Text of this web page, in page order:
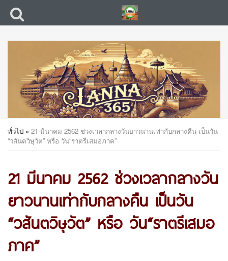
ทั่วไป » 21 มีนาคม 2562 ช่วงเวลากลางวันยาวนานเท่ากับกลางคืน เป็นวัน
“วสันตวิษุวัต” หรือ วัน“ราตรีเสมอภาค”
21 มีนาคม 2562 ช่วงเวลากลางวัน
ยาวนานเท่ากับกลางคืน เป็นวัน
“วสันตวิษุวัต” หรือ วัน“ราตรีเสมอ
ภาค”